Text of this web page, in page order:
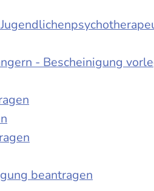
- Bescheinigung
beantragen